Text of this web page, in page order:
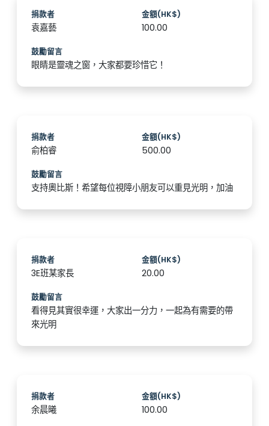
捐款者
袁嘉藝
金額(HK$)
100.00
鼓勵留言
眼睛是靈魂之窗，大家都要珍惜它！
捐款者
俞柏睿
金額(HK$)
500.00
鼓勵留言
支持奧比斯！希望每位視障小朋友可以重見光明，加油
捐款者
3E班某家長
金額(HK$)
20.00
鼓勵留言
看得見其實很幸運，大家出一分力，一起為有需要的帶
來光明
捐款者
余晨曦
金額(HK$)
100.00